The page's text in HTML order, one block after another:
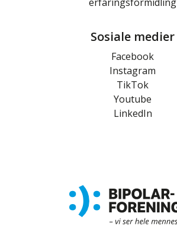
Sosiale medier
Facebook
Instagram
TikTok
Youtube
LinkedIn